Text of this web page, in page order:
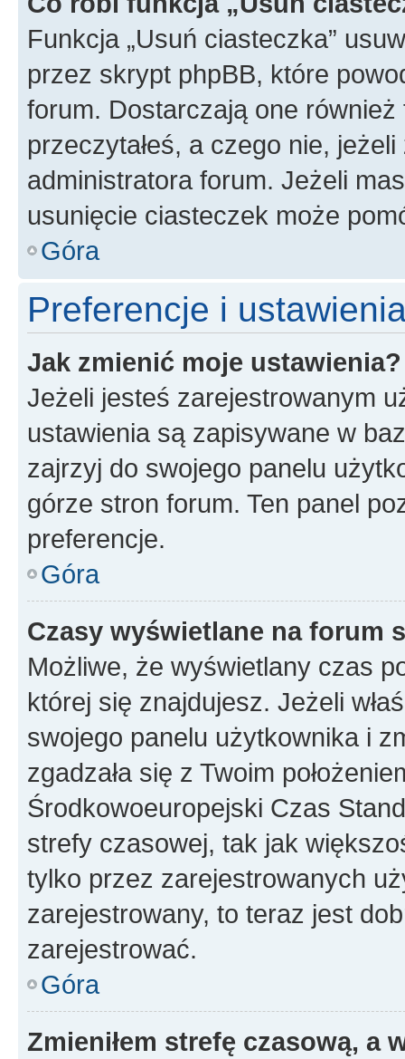
Funkcja „Usuń ciasteczka”
przez skrypt phpBB, które
forum. Dostarczają one
przeczytałeś, a czego nie,
administratora forum. Jeżeli
usunięcie ciasteczek może
Góra
Preferencje i
Jak zmienić moje ustawienia?
Jeżeli jesteś zarejestrowanym
ustawienia są zapisywane w
zajrzyj do swojego panelu
górze stron forum. Ten panel
preferencje.
Góra
Czasy wyświetlane na forum
Możliwe, że wyświetlany czas
której się znajdujesz. Jeżeli
swojego panelu użytkownika i
zgadzała się z Twoim
Środkowoeuropejski Czas
strefy czasowej, tak jak
tylko przez zarejestrowanych
zarejestrowany, to teraz jest
zarejestrować.
Góra
Zmieniłem strefę czasową, a